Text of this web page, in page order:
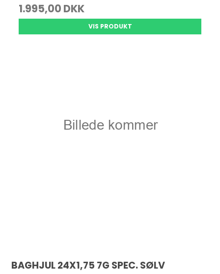
1.995,00 DKK
VIS PRODUKT
BAGHJUL 24X1,75 7G SPEC. SØLV